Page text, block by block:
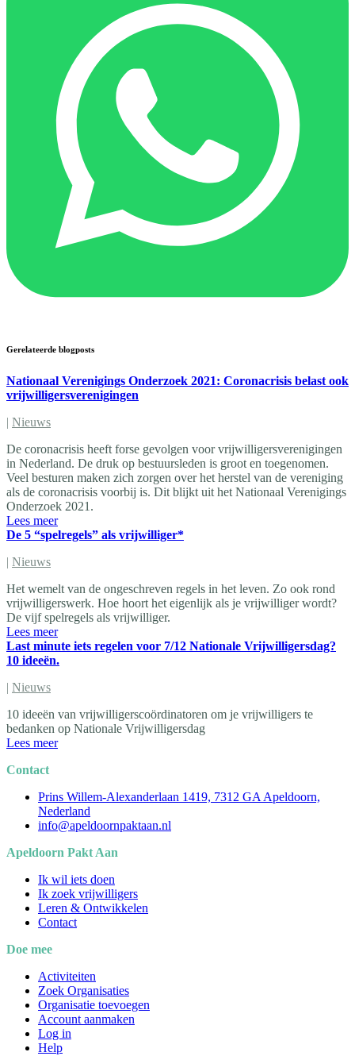
Gerelateerde blogposts
Nationaal Verenigings Onderzoek 2021: Coronacrisis belast ook
vrijwilligersverenigingen
| Nieuws
De coronacrisis heeft forse gevolgen voor vrijwilligersverenigingen
in Nederland. De druk op bestuursleden is groot en toegenomen.
Veel besturen maken zich zorgen over het herstel van de vereniging
als de coronacrisis voorbij is. Dit blijkt uit het Nationaal Verenigings
Onderzoek 2021.
Lees meer
De 5 “spelregels” als vrijwilliger*
| Nieuws
Het wemelt van de ongeschreven regels in het leven. Zo ook rond
vrijwilligerswerk. Hoe hoort het eigenlijk als je vrijwilliger wordt?
De vijf spelregels als vrijwilliger.
Lees meer
Last minute iets regelen voor 7/12 Nationale Vrijwilligersdag?
10 ideeën.
| Nieuws
10 ideeën van vrijwilligerscoördinatoren om je vrijwilligers te
bedanken op Nationale Vrijwilligersdag
Lees meer
Contact
Prins Willem-Alexanderlaan 1419, 7312 GA Apeldoorn,
Nederland
info@apeldoornpaktaan.nl
Apeldoorn Pakt Aan
Ik wil iets doen
Ik zoek vrijwilligers
Leren & Ontwikkelen
Contact
Doe mee
Activiteiten
Zoek Organisaties
Organisatie toevoegen
Account aanmaken
Log in
Help